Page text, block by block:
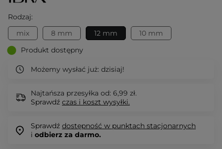
Rodzaj:
mix
8 mm 12 mm
10 mm
Produkt dostępny
Możemy wysłać już: dzisiaj!
Najtańsza przesyłka od: 6,99 zł.
Sprawdź czas i koszt wysyłki.
Sprawdź dostępność w punktach stacjonarnych
i odbierz za darmo.